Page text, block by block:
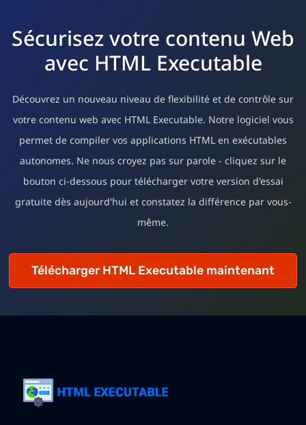
Sécurisez votre contenu Web
avec HTML Executable
Découvrez un nouveau niveau de flexibilité et de contrôle sur
votre contenu web avec HTML Executable. Notre logiciel vous
permet de compiler vos applications HTML en exécutables
autonomes. Ne nous croyez pas sur parole - cliquez sur le
bouton ci-dessous pour télécharger votre version d'essai
gratuite dès aujourd'hui et constatez la différence par vous-
même.
Télécharger HTML Executable maintenant